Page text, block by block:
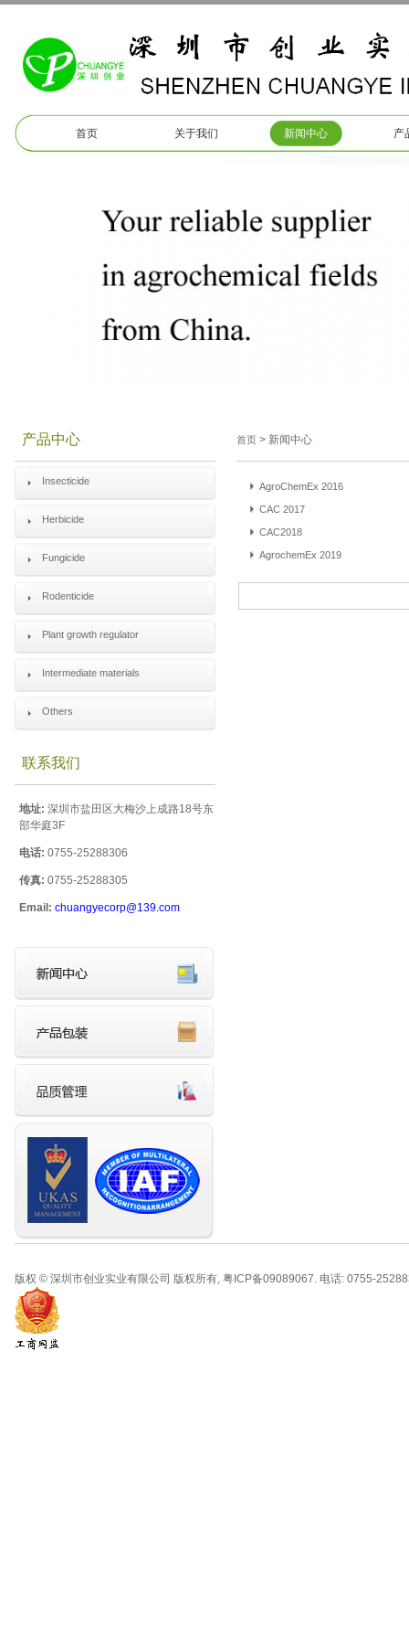
首页 关于我们 新闻中心 产
产品中心
Insecticide
Herbicide
Fungicide
Rodenticide
Plant growth regulator
Intermediate materials
Others
联系我们
地址: 深圳市盐田区大梅沙上成路18号东
部华庭3F
电话: 0755-25288306
传真: 0755-25288305
Email: chuangyecorp@139.com
首页> 新闻中心
AgroChemEx 2016
CAC 2017
CAC2018
AgrochemEx 2019
版权 © 深圳市创业实业有限公司 版权所有, 粤ICP备09089067. 电话: 0755-